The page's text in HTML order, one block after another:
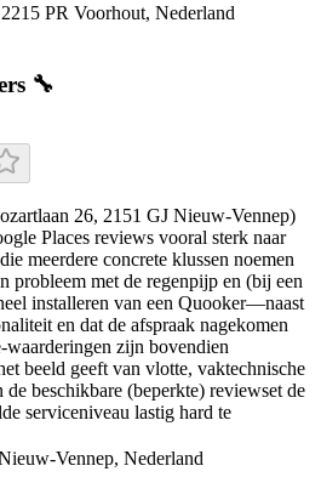
PR Voorhout, Nederland
🔧
26, 2151 GJ Nieuw-Vennep)
Places reviews vooral sterk naar
meerdere concrete klussen noemen
probleem met de regenpijp en (bij een
installeren van een Quooker—naast
en dat de afspraak nagekomen
zijn bovendien
beeld geeft van vlotte, vaktechnische
beschikbare (beperkte) reviewset de
serviceniveau lastig hard te
Vennep, Nederland